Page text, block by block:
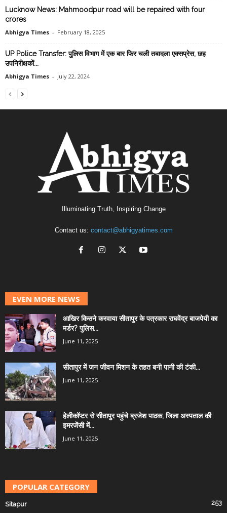
Lucknow News: Mahmoodpur road will be repaired with four
crores
Abhigya Times - February 18, 2025
UP Police Transfer: पुलिस विभाग में एक बार फिर चली तबादला एक्सप्रेस, छह
उपनिरीक्षकों...
Abhigya Times - July 22, 2024
Illuminating Truth, Inspiring Change
Contact us: contact@abhigyatimes.com
EVEN MORE NEWS
आखिर किसने करवाया सीतापुर के पत्रकार राघवेंद्र बाजपेयी का
मर्डर? पुलिस...
June 11, 2025
सीतापुर में जन जीवन मिशन के तहत बनी पानी की टंकी...
June 11, 2025
हेलीकॉप्टर से सीतापुर पहुंचे ब्रजेश पाठक, जिला अस्पताल की
इमरजेंसी में...
June 11, 2025
POPULAR CATEGORY
Sitapur 253